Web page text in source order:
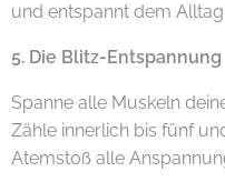
und entspannt dem
5. Die Blitz-Entspannung
Spanne alle Muskeln
Zähle innerlich bis fünf
Atemstoß alle